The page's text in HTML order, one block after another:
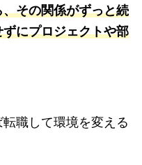
その関係がずっと続
にプロジェクトや部
職して環境を変える